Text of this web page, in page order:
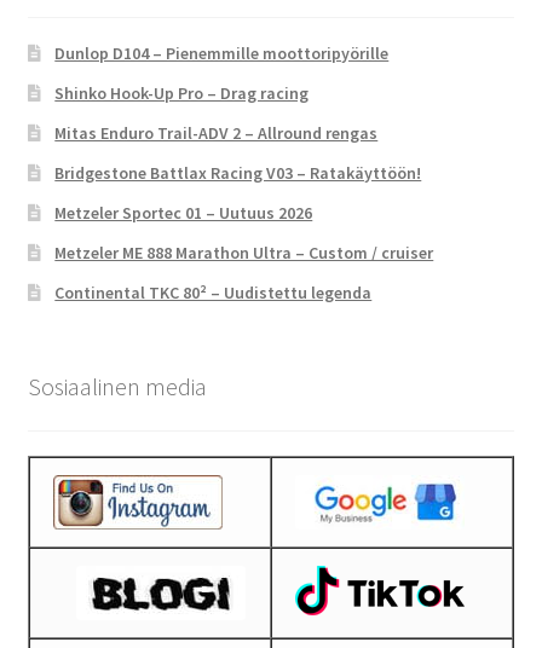
Dunlop D104 – Pienemmille moottoripyörille
Shinko Hook-Up Pro – Drag racing
Mitas Enduro Trail-ADV 2 – Allround rengas
Bridgestone Battlax Racing V03 – Ratakäyttöön!
Metzeler Sportec 01 – Uutuus 2026
Metzeler ME 888 Marathon Ultra – Custom / cruiser
Continental TKC 80² – Uudistettu legenda
Sosiaalinen media